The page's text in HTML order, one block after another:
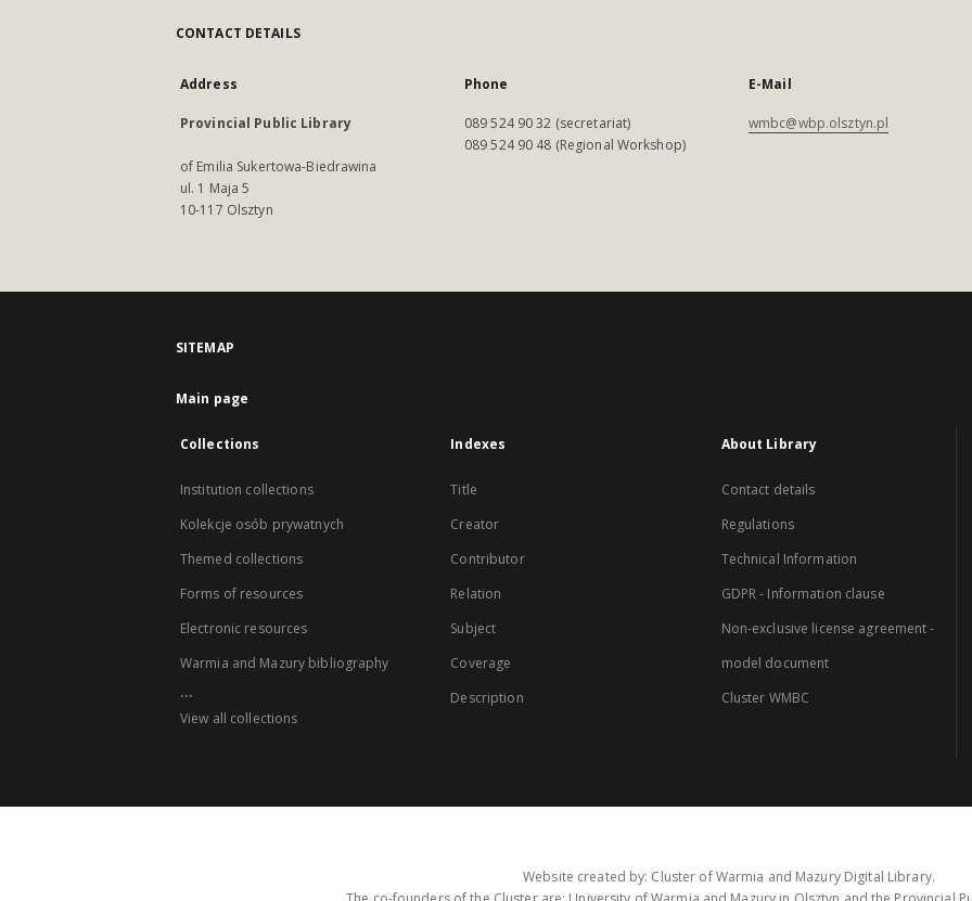
CONTACT DETAILS
Address
Provincial Public Library
of Emilia Sukertowa-Biedrawina
ul. 1 Maja 5
10-117 Olsztyn
Phone
089 524 90 32 (secretariat)
089 524 90 48 (Regional Workshop)
E-Mail
wmbc@wbp.olsztyn.pl
SITEMAP
Main page
Collections
Institution collections
Kolekcje osób prywatnych
Themed collections
Forms of resources
Electronic resources
Warmia and Mazury bibliography
...
View all collections
Indexes
Title
Creator
Contributor
Relation
Subject
Coverage
Description
About Library
Contact details
Regulations
Technical Information
GDPR - Information clause
Non-exclusive license agreement -
model document
Cluster WMBC
Website created by: Cluster of Warmia and Mazury Digital Library.